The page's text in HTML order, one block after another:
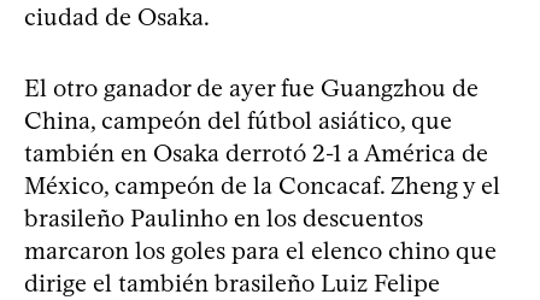
ciudad de Osaka.
El otro ganador de ayer fue Guangzhou de
China, campeón del fútbol asiático, que
también en Osaka derrotó 2-1 a América de
México, campeón de la Concacaf. Zheng y el
brasileño Paulinho en los descuentos
marcaron los goles para el elenco chino que
dirige el también brasileño Luiz Felipe